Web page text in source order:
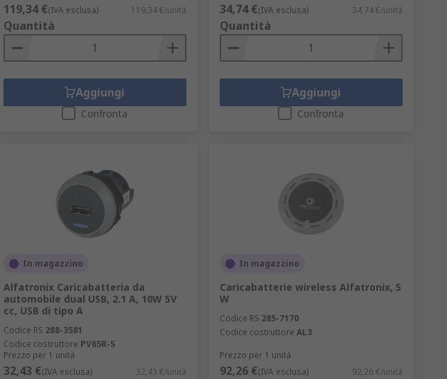
119,34 €(IVA esclusa) 119,34 €/unità
Quantità
Aggiungi
Confronta
34,74 €(IVA esclusa) 34,74 €/unità
Quantità
Aggiungi
Confronta
In magazzino
Alfatronix Caricabatteria da
automobile dual USB, 2.1 A, 10W 5V
cc, USB di tipo A
Codice RS 288-3581
Codice costruttore PV65R-S
Prezzo per 1 unità
32,43 €(IVA esclusa) 32,43 €/unità
In magazzino
Caricabatterie wireless Alfatronix, 5
W
Codice RS 285-7170
Codice costruttore AL3
Prezzo per 1 unità
92,26 €(IVA esclusa) 92,26 €/unità